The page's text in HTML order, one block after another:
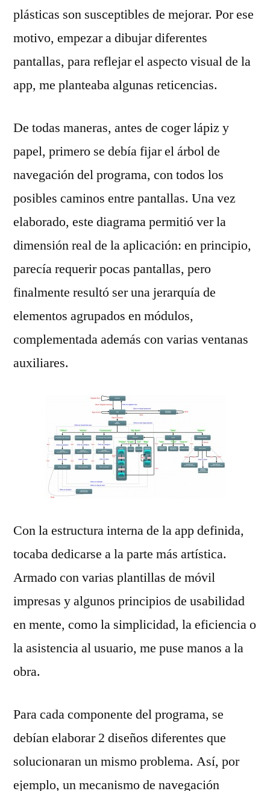
plásticas son susceptibles de mejorar. Por ese
motivo, empezar a dibujar diferentes
pantallas, para reflejar el aspecto visual de la
app, me planteaba algunas reticencias.
De todas maneras, antes de coger lápiz y
papel, primero se debía fijar el árbol de
navegación del programa, con todos los
posibles caminos entre pantallas. Una vez
elaborado, este diagrama permitió ver la
dimensión real de la aplicación: en principio,
parecía requerir pocas pantallas, pero
finalmente resultó ser una jerarquía de
elementos agrupados en módulos,
complementada además con varias ventanas
auxiliares.
Con la estructura interna de la app definida,
tocaba dedicarse a la parte más artística.
Armado con varias plantillas de móvil
impresas y algunos principios de usabilidad
en mente, como la simplicidad, la eficiencia o
la asistencia al usuario, me puse manos a la
obra.
Para cada componente del programa, se
debían elaborar 2 diseños diferentes que
solucionaran un mismo problema. Así, por
ejemplo, un mecanismo de navegación